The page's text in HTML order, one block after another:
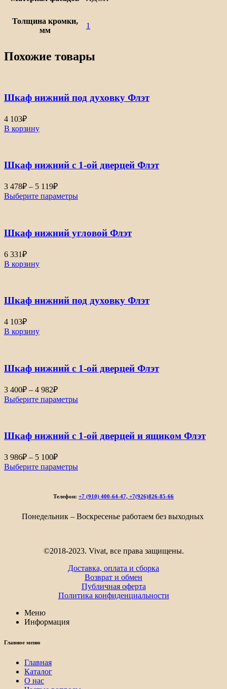
Толщина кромки,
мм
1
Похожие товары
Шкаф нижний под духовку Флэт
4 103₽
В корзину
Шкаф нижний с 1-ой дверцей Флэт
3 478₽ – 5 119₽Диапазон
цен:
3
5
Выберите параметры
Шкаф нижний угловой Флэт
6 331₽
В корзину
Шкаф нижний под духовку Флэт
4 103₽
В корзину
Шкаф нижний с 1-ой дверцей Флэт
3 400₽ – 4 982₽Диапазон
цен:
3
4
Выберите параметры
Шкаф нижний с 1-ой дверцей и ящиком Флэт
3 986₽ – 5 100₽Диапазон
цен:
3
100₽
Выберите параметры
Телефон: +7 (910) 400-64-47, +7(926)826-85-66
Понедельник – Воскресенье работаем без выходных
©2018-2023. Vivat, все права защищены.
Доставка, оплата и сборка
Возврат и обмен
Публичная оферта
Политика конфиденциальности
Меню
Информация
Главное меню
Главная
Каталог
О нас